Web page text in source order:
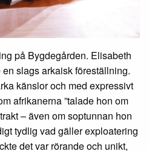
på Bygdegården. Elisabeth
slags arkaisk föreställning.
känslor och med expressivt
afrikanerna ”talade hon om
– även om soptunnan hon
tydlig vad gäller exploatering
det var rörande och unikt,